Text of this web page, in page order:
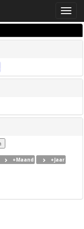
Toggle
+Maand +Jaar